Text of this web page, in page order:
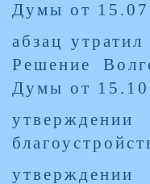
Думы от
абзац
Решение
Думы от